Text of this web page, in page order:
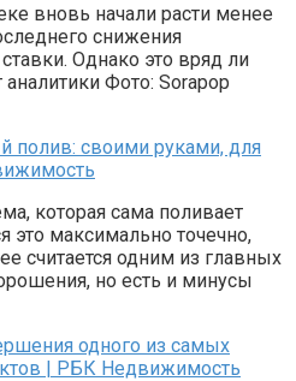
вновь начали расти менее
снижения
Однако это вряд ли
Фото: Sorapop
полив: своими руками, для
которая сама поливает
это максимально точечно,
считается одним из главных
но есть и минусы
одного из самых
| РБК Недвижимость